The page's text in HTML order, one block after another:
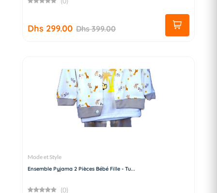
Dhs 299.00 Dhs 399.00
Mode et Style
Ensemble Pyjama 2 Pièces Bébé Fille - Tu...
(0)